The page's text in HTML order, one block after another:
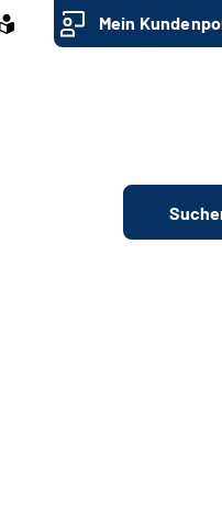
Mein